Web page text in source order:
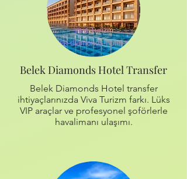
Belek Diamonds Hotel Transfer
Belek Diamonds Hotel transfer
ihtiyaçlarınızda Viva Turizm farkı. Lüks
VIP araçlar ve profesyonel şoförlerle
havalimanı ulaşımı.